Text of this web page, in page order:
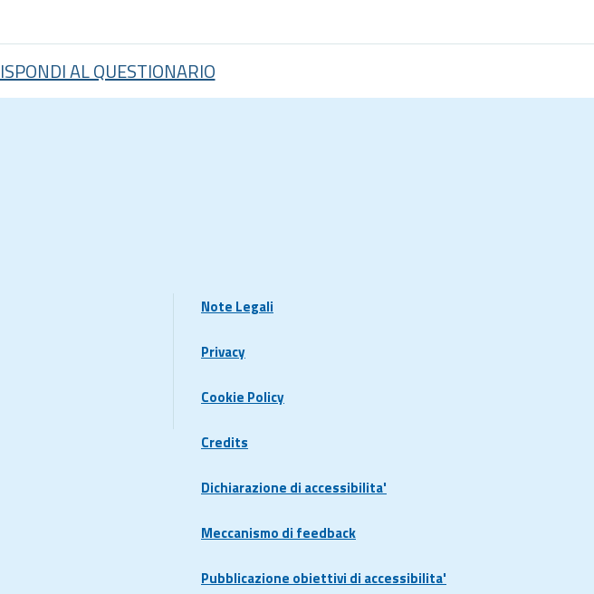
AL QUESTIONARIO
Note Legali
Privacy
Cookie Policy
Credits
Dichiarazione di accessibilita'
Meccanismo di feedback
Pubblicazione obiettivi di accessibilita'